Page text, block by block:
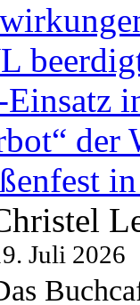
Einsatz
der
Juli 2026